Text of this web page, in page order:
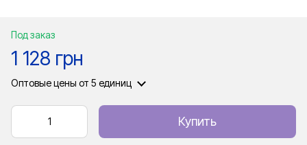
Под заказ
1 128 грн
Оптовые цены от 5 единиц
Купить